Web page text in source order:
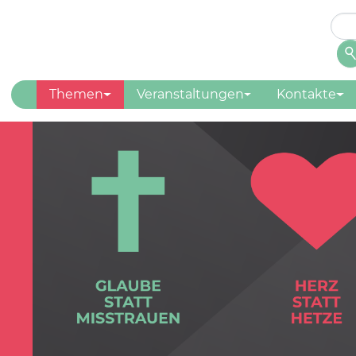
Themen Veranstaltungen Kontakte